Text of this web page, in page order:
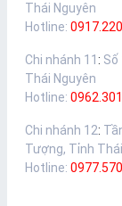
Thái Nguyên
Hotline:
Chi nhánh 11 : Số
Thái Nguyên
Hotline:
Chi nhánh 12:
Tượng, Tỉnh
Hotline: